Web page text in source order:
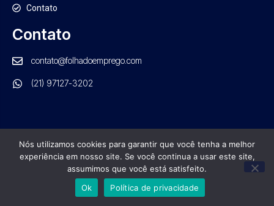
Contato
Contato
contato@folhadoemprego.com
(21) 97127-3202
PORTAL FOLHA DO EMPREGO. TODOS OS DIREITOS RESERVADOS
GRUPO NRB DE COMUNICAÇÃO | CNPJ: 21.554.570/0001-01
Nós utilizamos cookies para garantir que você tenha a melhor
experiência em nosso site. Se você continua a usar este site,
assumimos que você está satisfeito.
Ok
Política de privacidade